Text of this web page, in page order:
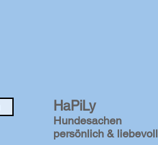
HaPiLy
Hundesachen
persönlich & liebevoll